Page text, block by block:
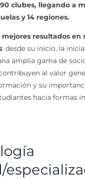
clubes, llegando a
y 14 regiones.
mejores resultados en
: desde su inicio, la
amplia gama de
al valor
y su
hacia formas